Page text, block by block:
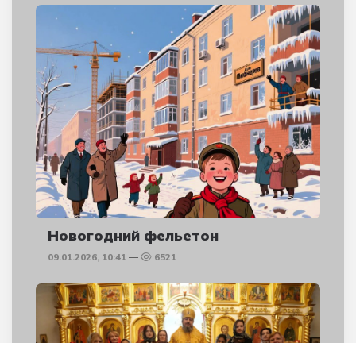
Новогодний фельетон
09.01.2026, 10:41 6521